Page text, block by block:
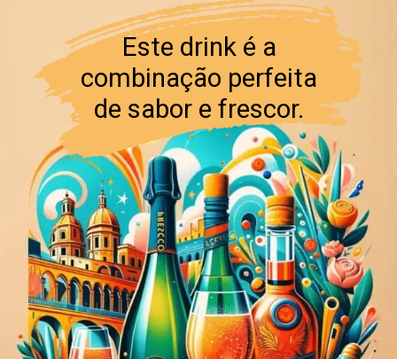
Este drink é a
combinação perfeita
de sabor e frescor.